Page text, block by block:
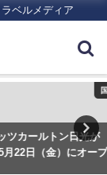
ベルメディア
ールトン日光が
日（金）にオープ